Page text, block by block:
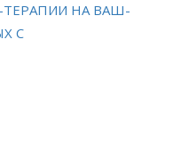
НА ВАШ-
С